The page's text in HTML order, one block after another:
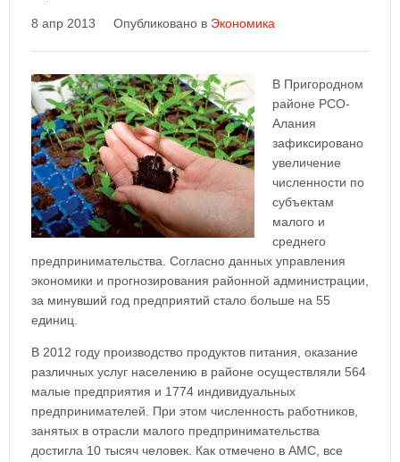
8 апр 2013 Опубликовано в Экономика
В Пригородном
районе РСО-
Алания
зафиксировано
увеличение
численности по
субъектам
малого и
среднего
предпринимательства. Согласно данных управления
экономики и прогнозирования районной администрации,
за минувший год предприятий стало больше на 55
единиц.
В 2012 году производство продуктов питания, оказание
различных услуг населению в районе осуществляли 564
малые предприятия и 1774 индивидуальных
предпринимателей. При этом численность работников,
занятых в отрасли малого предпринимательства
достигла 10 тысяч человек. Как отмечено в АМС, все